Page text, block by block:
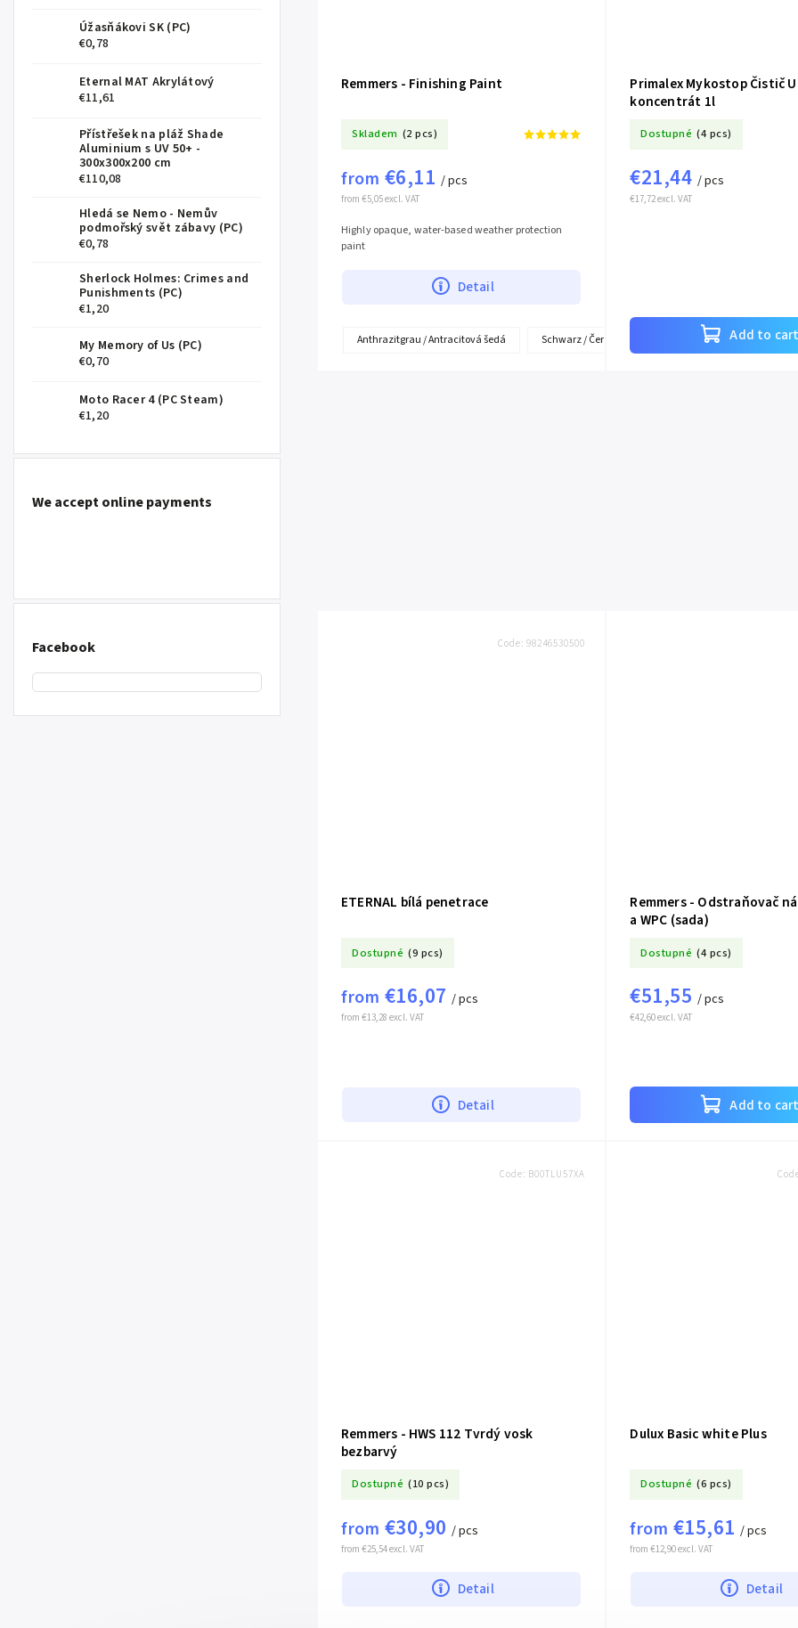
Úžasňákovi SK (PC)
€0,78
Eternal MAT Akrylátový
€11,61
Přístřešek na pláž Shade
Aluminium s UV 50+ -
300x300x200 cm
€110,08
Hledá se Nemo - Nemův
podmořský svět zábavy (PC)
€0,78
Sherlock Holmes: Crimes and
Punishments (PC)
€1,20
My Memory of Us (PC)
€0,70
Moto Racer 4 (PC Steam)
€1,20
We accept online payments
Facebook
Remmers - Finishing Paint
Skladem (2 pcs)
from €5,05 excl. VAT
from €6,11 / pcs
Detail
Highly opaque, water-based weather protection
paint
Anthrazitgrau / Antracitová šedá Schwarz / Černá Hellgrau / Světle šedá *
Primalex Mykostop Čistič
koncentrát 1l
Dostupné (4 pcs)
€17,72 excl. VAT
€21,44 / pcs
Add to cart
ETERNAL bílá penetrace
Dostupné (9 pcs)
from €13,28 excl. VAT
from €16,07 / pcs
Detail
Code:98246530500
Remmers - Odstraňovač
a WPC (sada)
Dostupné (4 pcs)
€42,60 excl. VAT
€51,55 / pcs
Add to cart
Remmers - HWS 112 Tvrdý vosk
bezbarvý
Dostupné (10 pcs)
from €25,54 excl. VAT
from €30,90 / pcs
Detail
Code: B00TLU57XA
Dulux Basic white Plus
Dostupné (6 pcs)
from €12,90 excl. VAT
from €15,61/ pcs
Detail